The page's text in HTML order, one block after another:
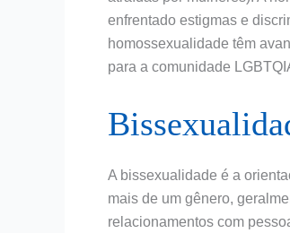
enfrentado estigmas e
homossexualidade têm
para a comunidade
A bissexualidade é a
mais de um gênero,
relacionamentos com